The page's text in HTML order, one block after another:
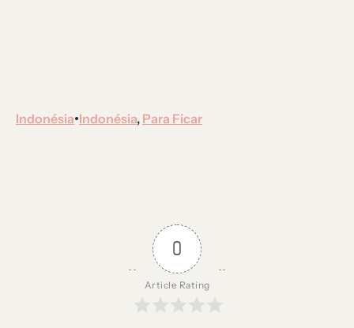
Indonésia•Indonésia, Para Ficar
0
Article Rating